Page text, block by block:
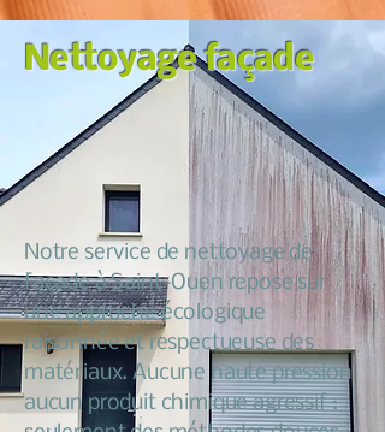
Nettoyage façade
Notre service de nettoyage de
façade à Saint-Ouen repose sur
une approche écologique
raisonnée et respectueuse des
matériaux. Aucune haute pression
aucun produit chimique agressif :